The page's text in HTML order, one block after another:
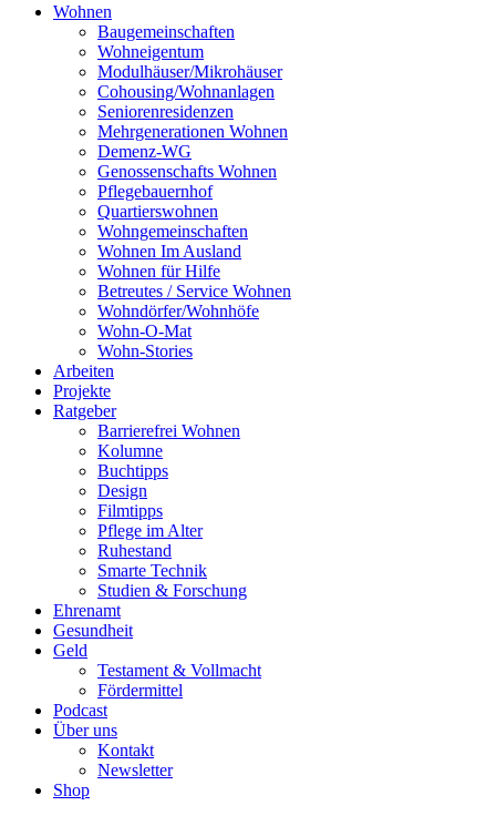
Wohnen
Baugemeinschaften
Wohneigentum
Modulhäuser/Mikrohäuser
Cohousing/Wohnanlagen
Seniorenresidenzen
Mehrgenerationen Wohnen
Demenz-WG
Genossenschafts Wohnen
Pflegebauernhof
Quartierswohnen
Wohngemeinschaften
Wohnen Im Ausland
Wohnen für Hilfe
Betreutes / Service Wohnen
Wohndörfer/Wohnhöfe
Wohn-O-Mat
Wohn-Stories
Arbeiten
Projekte
Ratgeber
Barrierefrei Wohnen
Kolumne
Buchtipps
Design
Filmtipps
Pflege im Alter
Ruhestand
Smarte Technik
Studien & Forschung
Ehrenamt
Gesundheit
Geld
Testament & Vollmacht
Fördermittel
Podcast
Über uns
Kontakt
Newsletter
Shop